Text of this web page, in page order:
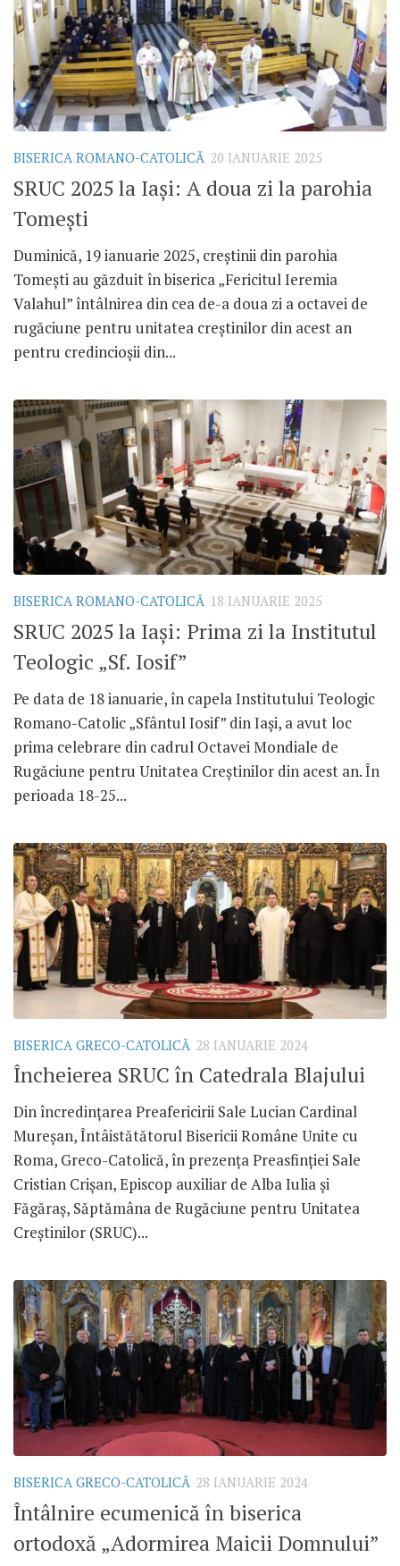
BISERICA ROMANO-CATOLICĂ 20 IANUARIE 2025
SRUC 2025 la Iași: A doua zi la parohia
Tomești
Duminică, 19 ianuarie 2025, creștinii din parohia
Tomești au găzduit în biserica „Fericitul Ieremia
Valahul” întâlnirea din cea de-a doua zi a octavei de
rugăciune pentru unitatea creștinilor din acest an
pentru credincioșii din...
BISERICA ROMANO-CATOLICĂ 18 IANUARIE 2025
SRUC 2025 la Iași: Prima zi la Institutul
Teologic „Sf. Iosif”
Pe data de 18 ianuarie, în capela Institutului Teologic
Romano-Catolic „Sfântul Iosif” din Iași, a avut loc
prima celebrare din cadrul Octavei Mondiale de
Rugăciune pentru Unitatea Creștinilor din acest an. În
perioada 18-25...
BISERICA GRECO-CATOLICĂ 28 IANUARIE 2024
Încheierea SRUC în Catedrala Blajului
Din încredințarea Preafericirii Sale Lucian Cardinal
Mureșan, Întâistătătorul Bisericii Române Unite cu
Roma, Greco-Catolică, în prezența Preasfinției Sale
Cristian Crișan, Episcop auxiliar de Alba Iulia și
Făgăraș, Săptămâna de Rugăciune pentru Unitatea
Creștinilor (SRUC)...
BISERICA GRECO-CATOLICĂ 28 IANUARIE 2024
Întâlnire ecumenică în biserica
ortodoxă „Adormirea Maicii Domnului”